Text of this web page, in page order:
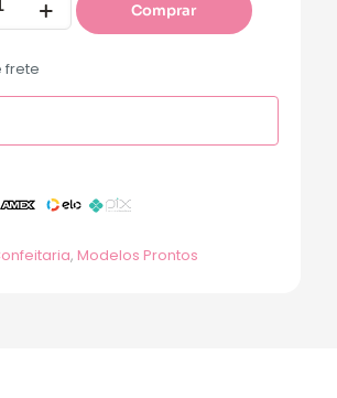
Comprar
frete
, Modelos Prontos